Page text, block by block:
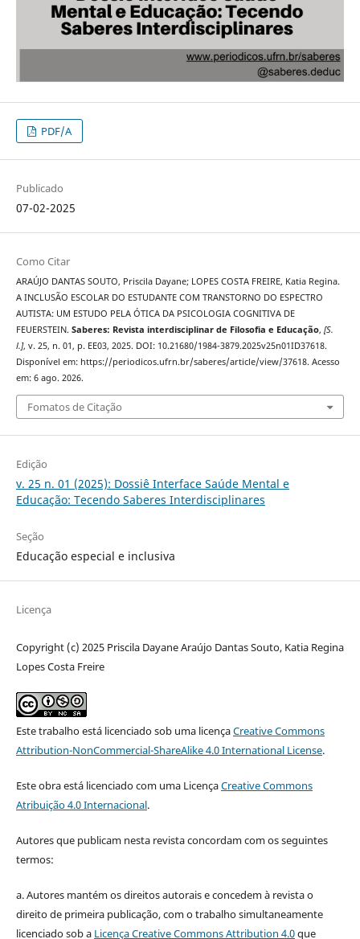
PDF/A
Publicado
07-02-2025
Como Citar
ARAÚJO DANTAS SOUTO, Priscila Dayane; LOPES COSTA FREIRE, Katia Regina.
A INCLUSÃO ESCOLAR DO ESTUDANTE COM TRANSTORNO DO ESPECTRO
AUTISTA: UM ESTUDO PELA ÓTICA DA PSICOLOGIA COGNITIVA DE
FEUERSTEIN. Saberes: Revista interdisciplinar de Filosofia e Educação, [S.
l.], v. 25, n. 01, p. EE03, 2025. DOI: 10.21680/1984-3879.2025v25n01ID37618.
Disponível em: https://periodicos.ufrn.br/saberes/article/view/37618. Acesso
em: 6 ago. 2026.
Fomatos de Citação
Edição
v. 25 n. 01 (2025): Dossiê Interface Saúde Mental e
Educação: Tecendo Saberes Interdisciplinares
Seção
Educação especial e inclusiva
Licença
Copyright (c) 2025 Priscila Dayane Araújo Dantas Souto, Katia Regina
Lopes Costa Freire
Este trabalho está licenciado sob uma licençaCreative Commons
Attribution-NonCommercial-ShareAlike 4.0 International License.
Este obra está licenciado com uma LicençaCreative Commons
Atribuição 4.0 Internacional.
Autores que publicam nesta revista concordam com os seguintes
termos:
a. Autores mantém os direitos autorais e concedem à revista o
direito de primeira publicação, com o trabalho simultaneamente
licenciado sob a Licença Creative Commons Attribution 4.0que